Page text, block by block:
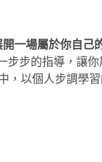
一場屬於你自己
步步的指導，讓你
，以個人步調學